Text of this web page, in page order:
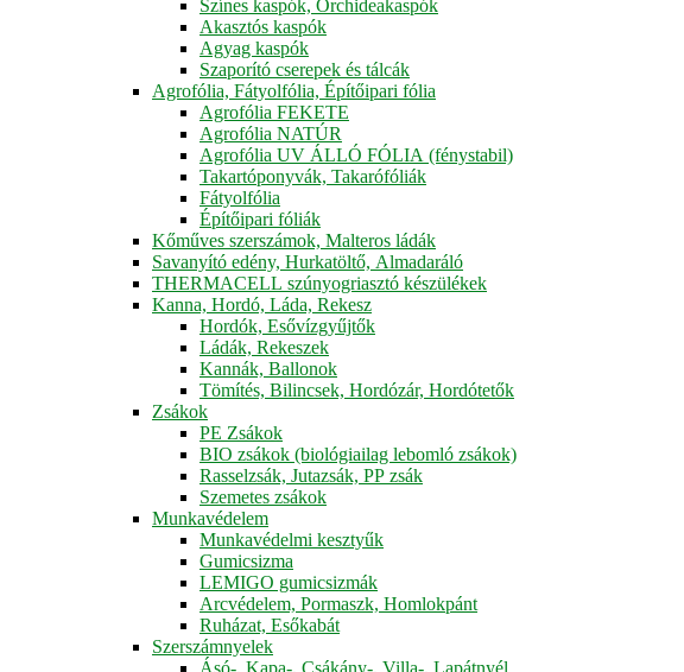
Színes kaspók, Orchideakaspók
Akasztós kaspók
Agyag kaspók
Szaporító cserepek és tálcák
Agrofólia, Fátyolfólia, Építőipari fólia
Agrofólia FEKETE
Agrofólia NATÚR
Agrofólia UV ÁLLÓ FÓLIA (fénystabil)
Takartóponyvák, Takarófóliák
Fátyolfólia
Építőipari fóliák
Kőműves szerszámok, Malteros ládák
Savanyító edény, Hurkatöltő, Almadaráló
THERMACELL szúnyogriasztó készülékek
Kanna, Hordó, Láda, Rekesz
Hordók, Esővízgyűjtők
Ládák, Rekeszek
Kannák, Ballonok
Tömítés, Bilincsek, Hordózár, Hordótetők
Zsákok
PE Zsákok
BIO zsákok (biológiailag lebomló zsákok)
Rasselzsák, Jutazsák, PP zsák
Szemetes zsákok
Munkavédelem
Munkavédelmi kesztyűk
Gumicsizma
LEMIGO gumicsizmák
Arcvédelem, Pormaszk, Homlokpánt
Ruházat, Esőkabát
Szerszámnyelek
Ásó-, Kapa-, Csákány-, Villa-, Lapátnyél